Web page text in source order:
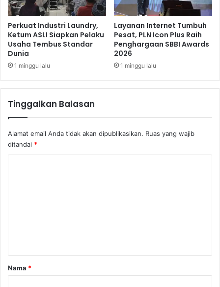
n
g
a
n
B
e
r
a
n
u
t
a
Perkuat Industri Laundry,
Ketum ASLI Siapkan Pelaku
Usaha Tembus Standar
Dunia
1 minggu lalu
Layanan Internet Tumbuh
Pesat, PLN Icon Plus Raih
Penghargaan SBBI Awards
2026
1 minggu lalu
Tinggalkan Balasan
Alamat email Anda tidak akan dipublikasikan. Ruas yang wajib
ditandai *
r
Nama *